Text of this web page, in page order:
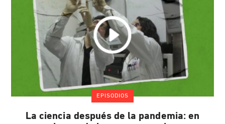
EPISODIOS
La ciencia después de la pandemia: en